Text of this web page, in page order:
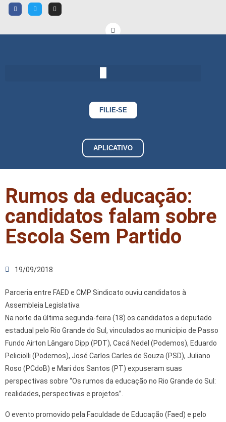
FILIE-SE
APLICATIVO
Rumos da educação:
candidatos falam sobre
Escola Sem Partido
19/09/2018
Parceria entre FAED e CMP Sindicato ouviu candidatos à
Assembleia Legislativa
Na noite da última segunda-feira (18) os candidatos a deputado
estadual pelo Rio Grande do Sul, vinculados ao município de Passo
Fundo Airton Lângaro Dipp (PDT), Cacá Nedel (Podemos), Eduardo
Peliciolli (Podemos), José Carlos Carles de Souza (PSD), Juliano
Roso (PCdoB) e Mari dos Santos (PT) expuseram suas
perspectivas sobre “Os rumos da educação no Rio Grande do Sul:
realidades, perspectivas e projetos”.
O evento promovido pela Faculdade de Educação (Faed) e pelo